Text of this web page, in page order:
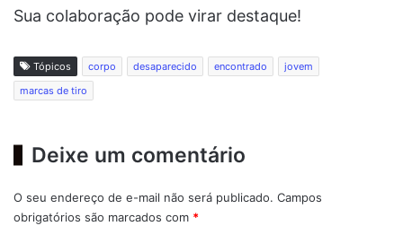
Sua colaboração pode virar destaque!
Tópicos corpo desaparecido encontrado
jovem
marcas de tiro
Deixe um comentário
O seu endereço de e-mail não será publicado. Campos
obrigatórios são marcados com *